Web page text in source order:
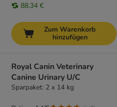
88,34 €
Zum Warenkorb
hinzufügen
Royal Canin Veterinary
Canine Urinary U/C
Sparpaket: 2 x 14 kg